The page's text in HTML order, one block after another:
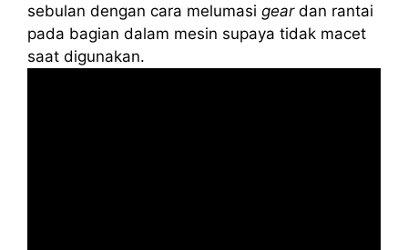
sebulan dengan cara melumasi geardan rantai
pada bagian dalam mesin supaya tidak macet
saat digunakan.